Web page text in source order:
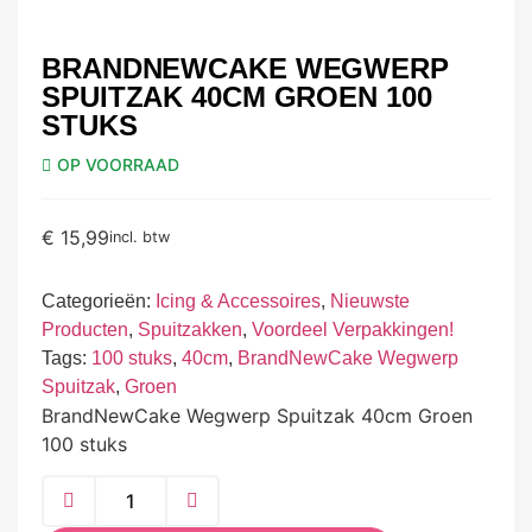
BRANDNEWCAKE WEGWERP
SPUITZAK 40CM GROEN 100
STUKS
OP VOORRAAD
€ 15,99incl. btw
Categorieën: Icing & Accessoires, Nieuwste
Producten, Spuitzakken, Voordeel Verpakkingen!
Tags: 100 stuks, 40cm, BrandNewCake Wegwerp
Spuitzak, Groen
BrandNewCake Wegwerp Spuitzak 40cm Groen
100 stuks